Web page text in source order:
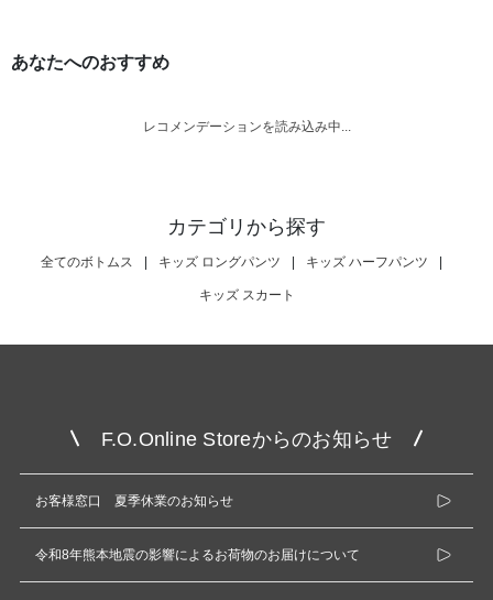
あなたへのおすすめ
レコメンデーションを読み込み中...
カテゴリから探す
全てのボトムス キッズ ロングパンツ キッズ ハーフパンツ
キッズ スカート
F.O.Online Storeからのお知らせ
お客様窓口 夏季休業のお知らせ
令和8年熊本地震の影響によるお荷物のお届けについて